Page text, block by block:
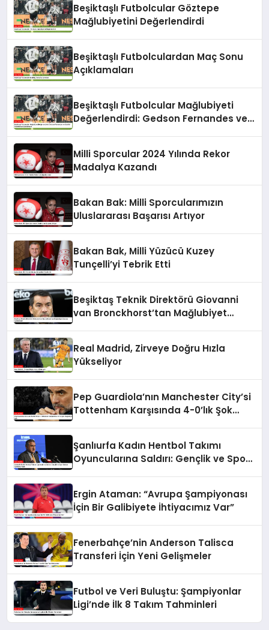
Beşiktaşlı Futbolcular Göztepe
Mağlubiyetini Değerlendirdi
Beşiktaşlı Futbolculardan Maç Sonu
Açıklamaları
Beşiktaşlı Futbolcular Mağlubiyeti
Değerlendirdi: Gedson Fernandes ve
Milli Sporcular 2024 Yılında Rekor
Madalya Kazandı
Bakan Bak: Milli Sporcularımızın
Uluslararası Başarısı Artıyor
Bakan Bak, Milli Yüzücü Kuzey
Tunçelli’yi Tebrik Etti
Beşiktaş Teknik Direktörü Giovanni
van Bronckhorst’tan Mağlubiyet
Real Madrid, Zirveye Doğru Hızla
Yükseliyor
Pep Guardiola’nın Manchester City’si
Tottenham Karşısında 4-0’lık Şok
Şanlıurfa Kadın Hentbol Takımı
Oyuncularına Saldırı: Gençlik ve Spor
Ergin Ataman: “Avrupa Şampiyonası
İçin Bir Galibiyete İhtiyacımız Var”
Fenerbahçe’nin Anderson Talisca
Transferi İçin Yeni Gelişmeler
Futbol ve Veri Buluştu: Şampiyonlar
Ligi’nde İlk 8 Takım Tahminleri